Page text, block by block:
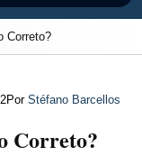
Correto?
Por Stéfano Barcellos
Correto?